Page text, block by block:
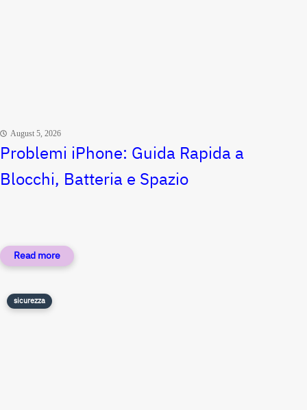
August 5, 2026
Problemi iPhone: Guida Rapida a
Blocchi, Batteria e Spazio
sicurezza